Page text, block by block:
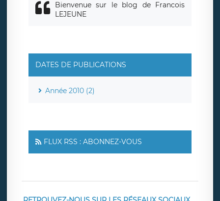
Bienvenue sur le blog de Francois
LEJEUNE
DATES DE PUBLICATIONS
Année 2010 (2)
FLUX RSS : ABONNEZ-VOUS